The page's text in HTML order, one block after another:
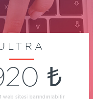
₺
web sitesi barındırılabilir